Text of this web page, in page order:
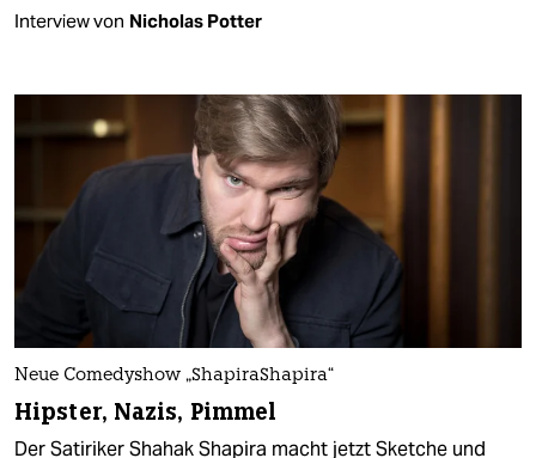
Interview von Nicholas Potter
Neue Comedyshow „ShapiraShapira“
Hipster, Nazis, Pimmel
Der Satiriker Shahak Shapira macht jetzt Sketche und